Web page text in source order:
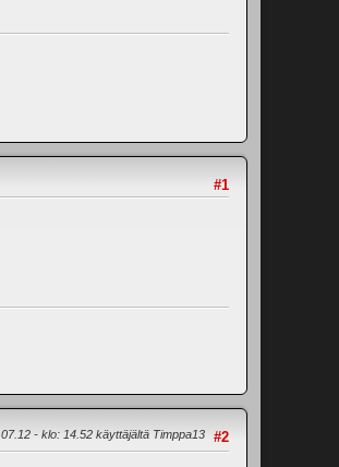
#1
#2
- klo: 14.52 käyttäjältä Timppa13